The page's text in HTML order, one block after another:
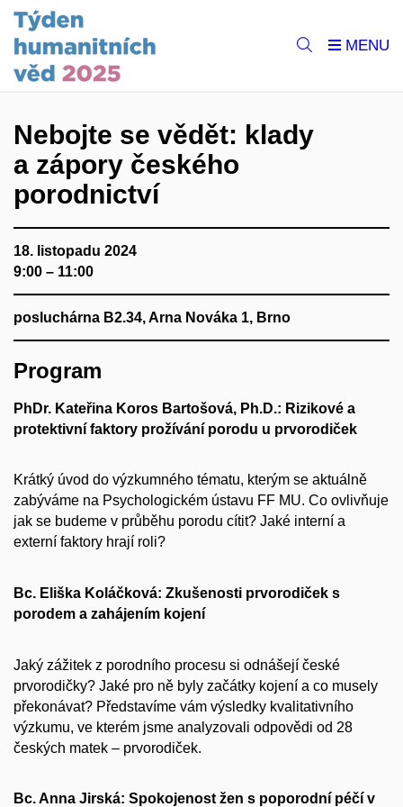
Nebojte se vědět: klady
a zápory českého
porodnictví
18. listopadu 2024
9:00 – 11:00
posluchárna B2.34, Arna Nováka 1, Brno
Program
PhDr. Kateřina Koros Bartošová, Ph.D.: Rizikové a
protektivní faktory prožívání porodu u prvorodiček
Krátký úvod do výzkumného tématu, kterým se aktuálně
zabýváme na Psychologickém ústavu FF MU. Co ovlivňuje
jak se budeme v průběhu porodu cítit? Jaké interní a
externí faktory hrají roli?
Bc. Eliška Koláčková: Zkušenosti prvorodiček s
porodem a zahájením kojení
Jaký zážitek z porodního procesu si odnášejí české
prvorodičky? Jaké pro ně byly začátky kojení a co musely
překonávat? Představíme vám výsledky kvalitativního
výzkumu, ve kterém jsme analyzovali odpovědi od 28
českých matek – prvorodiček.
Bc. Anna Jirská: Spokojenost žen s poporodní péčí v